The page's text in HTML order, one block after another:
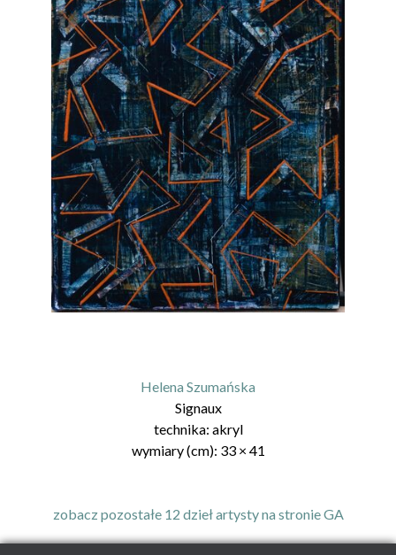
Helena Szumańska
Signaux
technika: akryl
wymiary (cm): 33× 41
zobacz pozostałe 12 dzieł artysty na stronie GA